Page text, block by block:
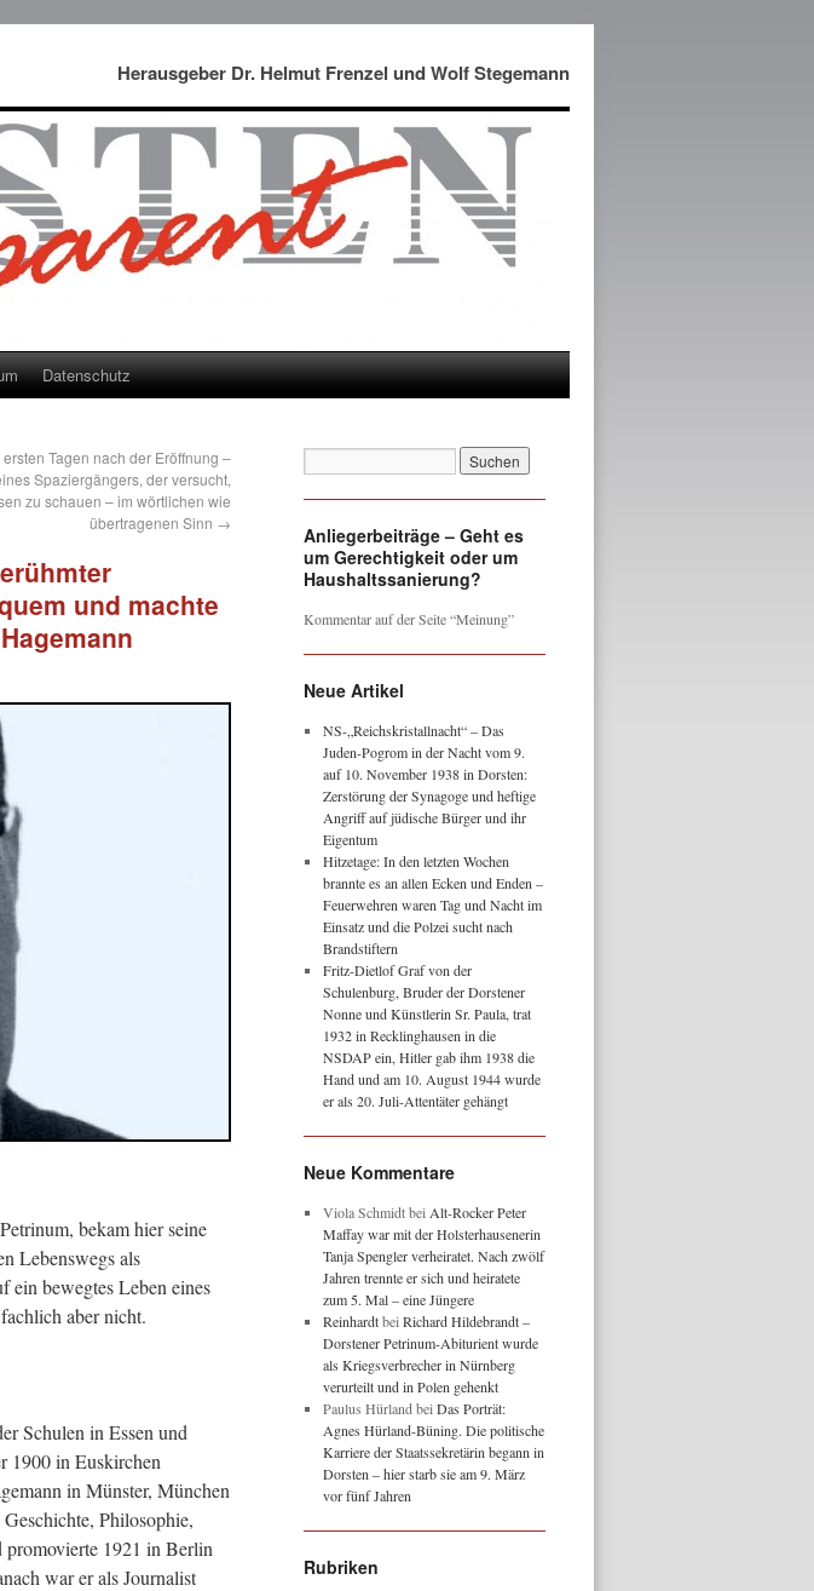
Herausgeber Dr. Helmut Frenzel und Wolf Stegemann
Datenschutz
Tagen nach der Eröffnung –
Spaziergängers, der versucht,
zu schauen – im wörtlichen wie
übertragenen Sinn →
und machte
bekam hier seine
Lebenswegs als
ein bewegtes Leben eines
aber nicht.
Schulen in Essen und
1900 in Euskirchen
in Münster, München
Philosophie,
1921 in Berlin
war er als Journalist
Anliegerbeiträge – Geht es
um Gerechtigkeit oder um
Haushaltssanierung?
Kommentar auf der Seite “Meinung”
Neue Artikel
NS-„Reichskristallnacht“ – Das
Juden-Pogrom in der Nacht vom 9.
auf 10. November 1938 in Dorsten:
Zerstörung der Synagoge und heftige
Angriff auf jüdische Bürger und ihr
Eigentum
Hitzetage: In den letzten Wochen
brannte es an allen Ecken und Enden –
Feuerwehren waren Tag und Nacht im
Einsatz und die Polzei sucht nach
Brandstiftern
Fritz-Dietlof Graf von der
Schulenburg, Bruder der Dorstener
Nonne und Künstlerin Sr. Paula, trat
1932 in Recklinghausen in die
NSDAP ein, Hitler gab ihm 1938 die
Hand und am 10. August 1944 wurde
er als 20. Juli-Attentäter gehängt
Neue Kommentare
Viola Schmidtbei Alt-Rocker Peter
Maffay war mit der Holsterhausenerin
Tanja Spengler verheiratet. Nach zwölf
Jahren trennte er sich und heiratete
zum 5. Mal – eine Jüngere
Reinhardtbei Richard Hildebrandt –
Dorstener Petrinum-Abiturient wurde
als Kriegsverbrecher in Nürnberg
verurteilt und in Polen gehenkt
Paulus Hürland bei Das Porträt:
Agnes Hürland-Büning. Die politische
Karriere der Staatssekretärin begann in
Dorsten – hier starb sie am 9. März
vor fünf Jahren
Rubriken